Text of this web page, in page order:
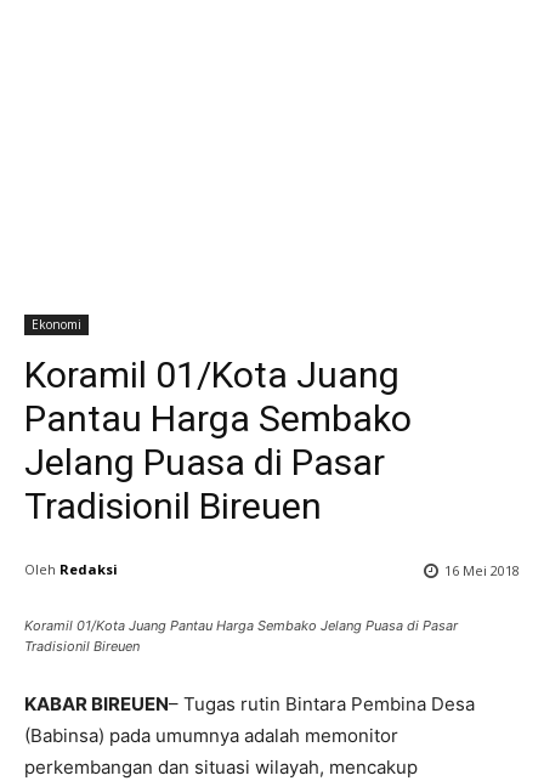
Ekonomi
Koramil 01/Kota Juang
Pantau Harga Sembako
Jelang Puasa di Pasar
Tradisionil Bireuen
Oleh Redaksi 16 Mei 2018
Koramil 01/Kota Juang Pantau Harga Sembako Jelang Puasa di Pasar
Tradisionil Bireuen
KABAR BIREUEN– Tugas rutin Bintara Pembina Desa
(Babinsa) pada umumnya adalah memonitor
perkembangan dan situasi wilayah, mencakup